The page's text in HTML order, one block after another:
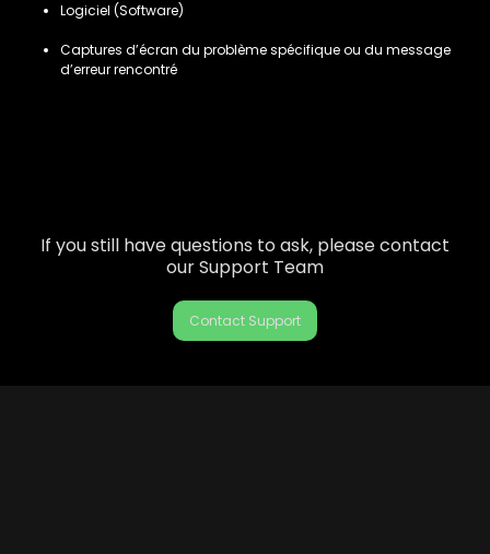
Logiciel (Software)
Captures d’écran du problème spécifique ou du message
d’erreur rencontré
If you still have questions to ask, please contact
our Support Team
Contact Support